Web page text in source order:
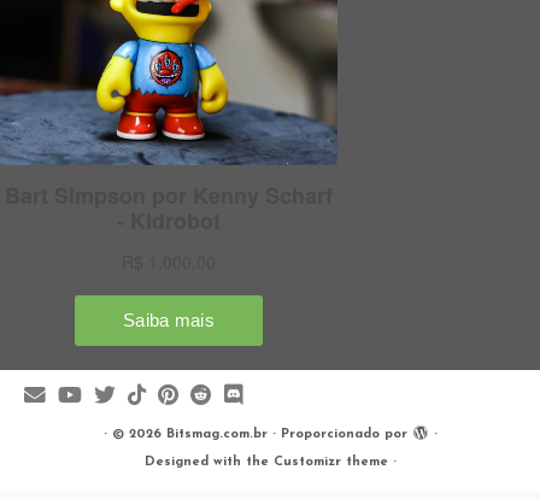
· © 2026 Bitsmag.com.br· Proporcionado por ·
Designed with the Customizr theme ·